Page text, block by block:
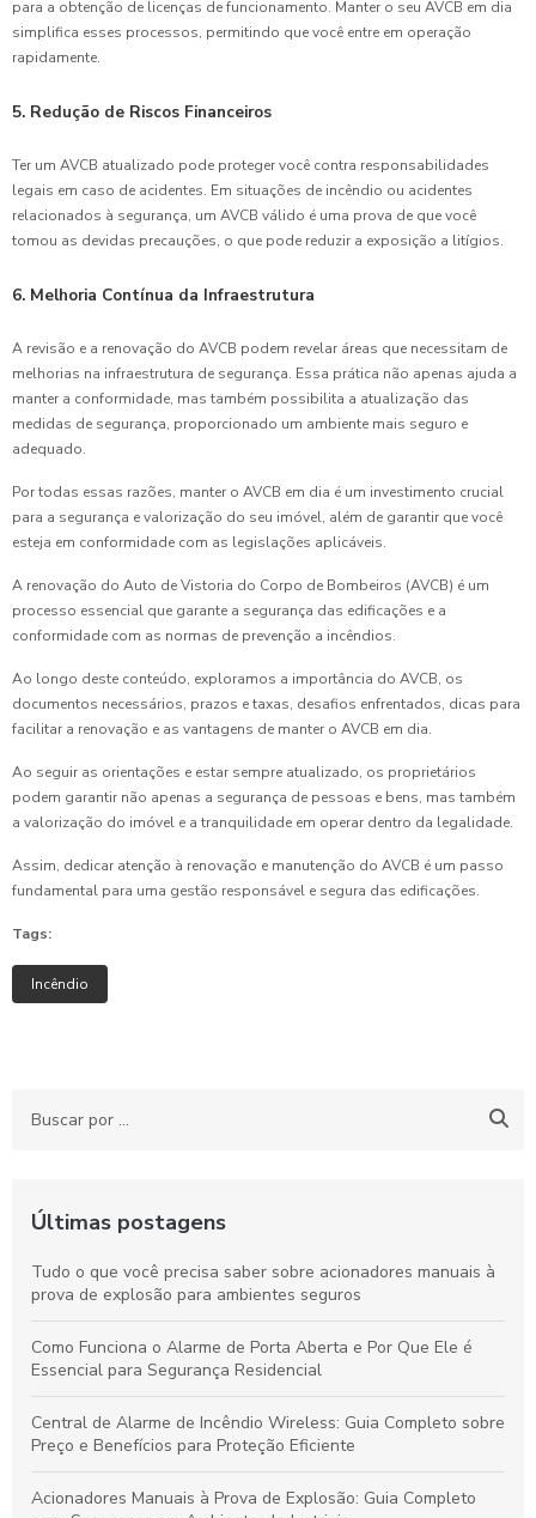
para a obtenção de licenças de funcionamento. Manter o seu AVCB em dia
simplifica esses processos, permitindo que você entre em operação
rapidamente.
5. Redução de Riscos Financeiros
Ter um AVCB atualizado pode proteger você contra responsabilidades
legais em caso de acidentes. Em situações de incêndio ou acidentes
relacionados à segurança, um AVCB válido é uma prova de que você
tomou as devidas precauções, o que pode reduzir a exposição a litígios.
6. Melhoria Contínua da Infraestrutura
A revisão e a renovação do AVCB podem revelar áreas que necessitam de
melhorias na infraestrutura de segurança. Essa prática não apenas ajuda a
manter a conformidade, mas também possibilita a atualização das
medidas de segurança, proporcionado um ambiente mais seguro e
adequado.
Por todas essas razões, manter o AVCB em dia é um investimento crucial
para a segurança e valorização do seu imóvel, além de garantir que você
esteja em conformidade com as legislações aplicáveis.
A renovação do Auto de Vistoria do Corpo de Bombeiros (AVCB) é um
processo essencial que garante a segurança das edificações e a
conformidade com as normas de prevenção a incêndios.
Ao longo deste conteúdo, exploramos a importância do AVCB, os
documentos necessários, prazos e taxas, desafios enfrentados, dicas para
facilitar a renovação e as vantagens de manter o AVCB em dia.
Ao seguir as orientações e estar sempre atualizado, os proprietários
podem garantir não apenas a segurança de pessoas e bens, mas também
a valorização do imóvel e a tranquilidade em operar dentro da legalidade.
Assim, dedicar atenção à renovação e manutenção do AVCB é um passo
fundamental para uma gestão responsável e segura das edificações.
Tags:
Incêndio
Últimas postagens
Tudo o que você precisa saber sobre acionadores manuais à
prova de explosão para ambientes seguros
Como Funciona o Alarme de Porta Aberta e Por Que Ele é
Essencial para Segurança Residencial
Central de Alarme de Incêndio Wireless: Guia Completo sobre
Preço e Benefícios para Proteção Eficiente
Acionadores Manuais à Prova de Explosão: Guia Completo